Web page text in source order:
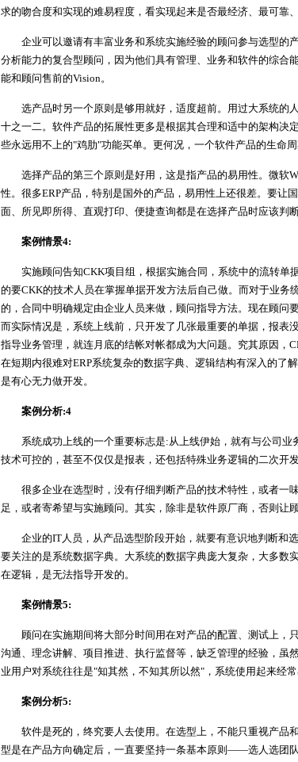
求的吻合度和实现的难易程度，看实现起来是否最经济、最可靠
企业可以邀请有丰富业务和系统实施经验的顾问参与选型的
分析能力的复合型顾问，因为他们具有管理、业务和软件的综合
能和顾问售前的Vision。
选产品时另一个原则是够用就好，适度超前。用过大系统的
十之一二。软件产品的拓展性更多是根据其合理和适中的架构决
些永远用不上的"鸡肋"功能买单。更何况，一个软件产品的生命
选择产品的第三个原则是好用，这是指产品的易用性。微软
性。很多ERP产品，特别是国外的产品，易用性上还很差。要让
面、所见即所得、直观打印、便捷查询都是在选择产品时应该判断
案例情景4:
实施顾问告知CKK项目组，根据实施合同，系统中的流转单
的要CKK的技术人员在掌握单据开发方法后自己做。而对于业务
的，合同中明确规定由企业人员来做，顾问指导方法。现在顾问
而实际情况是，系统上线前，只开发了几张最重要的单据，报表
指导业务管理，就连月底的结帐对帐都成为大问题。究其原因，
在短期内很难对ERP系统复杂的数据字典、逻辑结构有深入的了
是有心无力做开发。
案例分析:4
系统成功上线的一个重要标志是:从上线伊始，就有与公司业
技术可控的，甚至不仅仅是报表，还包括特殊业务逻辑的二次开发
很多企业在选型时，没有仔细判断产品的技术特性，或者一
足，或者寄希望与实施顾问。其实，除非是软件原厂商，否则让
企业的IT人员，从产品选型阶段开始，就要有意识地判断和
要关注的是系统数据字典。大系统的数据字典庞大复杂，大多数
在逻辑，是无法指导开发的。
案例情景5:
顾问在实施期间将大部分时间用在对产品的配置、测试上，
沟通、理念讲解、项目推进、执行监督等，缺乏管理的经验，虽
业用户对系统往往是"知其然，不知其所以然"，系统使用起来经常
案例分析5:
软件是死的，终究要人去使用。在选型上，不能只重视产品
型是在产品方向确定后，一直要坚持一条基本原则――选人选团